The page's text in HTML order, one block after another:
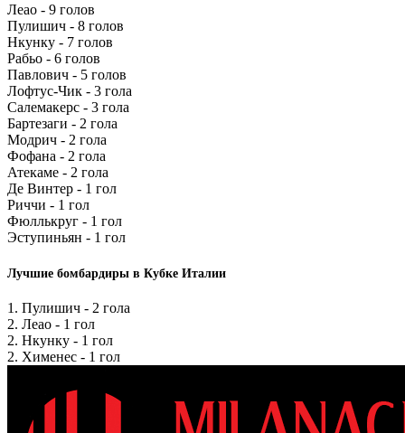
Леао - 9 голов
Пулишич - 8 голов
Нкунку - 7 голов
Рабьо - 6 голов
Павлович - 5 голов
Лофтус-Чик - 3 гола
Салемакерс - 3 гола
Бартезаги - 2 гола
Модрич - 2 гола
Фофана - 2 гола
Атекаме - 2 гола
Де Винтер - 1 гол
Риччи - 1 гол
Фюллькруг - 1 гол
Эступиньян - 1 гол
Лучшие бомбардиры в Кубке Италии
1. Пулишич - 2 гола
2. Леао - 1 гол
2. Нкунку - 1 гол
2. Хименес - 1 гол